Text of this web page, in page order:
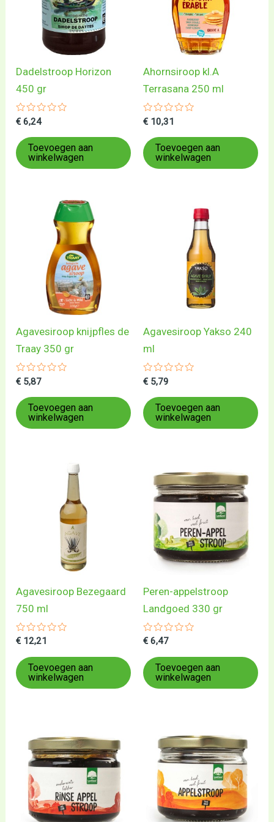
Dadelstroop Horizon
450 gr
Gewaardeerd
uit
5
€ 6,24
Toevoegen aan
winkelwagen
Ahornsiroop kl.A
Terrasana 250 ml
Gewaardeerd
uit
5
€ 10,31
Toevoegen aan
winkelwagen
Agavesiroop knijpfles de
Traay 350 gr
Gewaardeerd
uit
5
€ 5,87
Toevoegen aan
winkelwagen
Agavesiroop Yakso 240
ml
Gewaardeerd
uit
5
€ 5,79
Toevoegen aan
winkelwagen
Agavesiroop Bezegaard
750 ml
Gewaardeerd
uit
5
€ 12,21
Toevoegen aan
winkelwagen
Peren-appelstroop
Landgoed 330 gr
Gewaardeerd
uit
5
€ 6,47
Toevoegen aan
winkelwagen